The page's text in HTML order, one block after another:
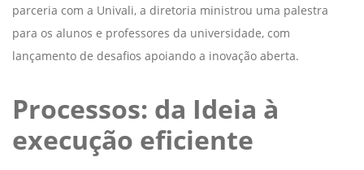
parceria com a Univali, a diretoria ministrou uma palestra
para os alunos e professores da universidade, com
lançamento de desafios apoiando a inovação aberta.
Processos: da Ideia à
execução eficiente